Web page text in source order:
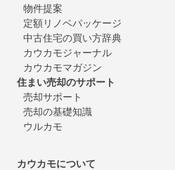
物件提案
定額リノベパッケージ
中古住宅の買い方辞典
カウカモジャーナル
カウカモマガジン
住まい売却のサポート
売却サポート
売却の基礎知識
ウルカモ
カウカモについて